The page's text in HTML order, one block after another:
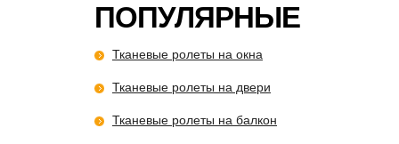
ПОПУЛЯРНЫЕ
Тканевые ролеты на окна
Тканевые ролеты на двери
Тканевые ролеты на балкон